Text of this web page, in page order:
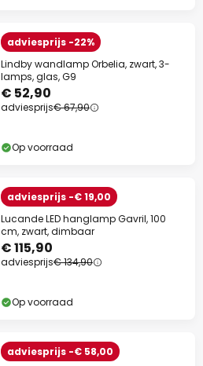
adviesprijs -22%
Lindby wandlamp Orbelia, zwart, 3-
lamps, glas, G9
€ 52,90
adviesprijs€ 67,90
Op voorraad
adviesprijs -€ 19,00
Lucande LED hanglamp Gavril, 100
cm, zwart, dimbaar
€ 115,90
adviesprijs€ 134,90
Op voorraad
adviesprijs -€ 58,00